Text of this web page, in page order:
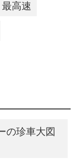
最高速
の珍車大図